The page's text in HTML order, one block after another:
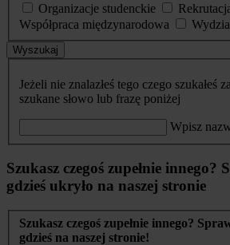
Organizacje studenckie
Współpraca międzynarodowa
Wyszukaj
Jeżeli nie znalazłeś tego czego szukałeś
szukane słowo lub frazę poniżej
Wpisz
Szukasz czegoś zupełnie innego?
gdzieś ukryło na naszej stronie
Szukasz czegoś zupełnie innego?
gdzieś na naszej stronie!